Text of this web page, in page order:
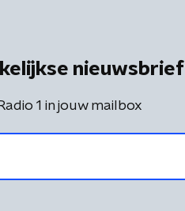
nieuwsbrief
1 in jouw mailbox